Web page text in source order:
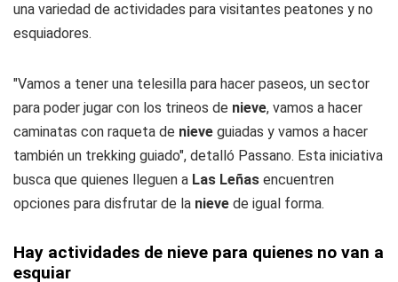
una variedad de actividades para visitantes peatones y no
esquiadores.
"Vamos a tener una telesilla para hacer paseos, un sector
para poder jugar con los trineos de nieve, vamos a hacer
caminatas con raqueta de nieve guiadas y vamos a hacer
también un trekking guiado", detalló Passano. Esta iniciativa
busca que quienes lleguen a Las Leñas encuentren
opciones para disfrutar de la nieve de igual forma.
Hay actividades de nieve para quienes no van a
esquiar